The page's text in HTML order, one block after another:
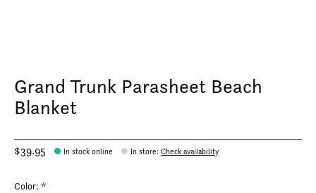
Grand Trunk Parasheet Beach
Blanket
$39.95 In stock online In store:Check availability
Color: *